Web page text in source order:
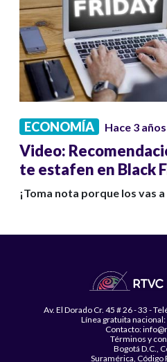
ECONOMÍA Hace 3 años
Video:
te estafen en Black
¡Toma nota porque los vas
Av. El Dorado Cr. 45 # 26 - 33 -
Línea gratuita
Contacto:
Términos y
Bogotá D.C.,
Suramérica, Código